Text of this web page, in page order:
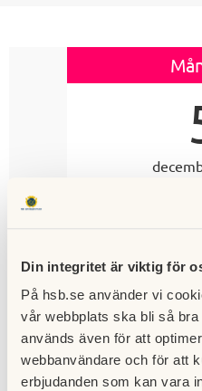
Din integritet är viktig för
På hsb.se använder vi
vår webbplats ska bli så
används även för att
webbanvändare och för att
erbjudanden som kan vara
Öppet hus
kontor